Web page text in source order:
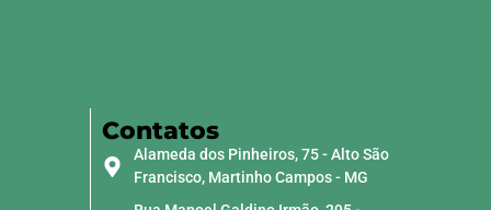
Contatos
Alameda dos Pinheiros, 75 - Alto São
Francisco, Martinho Campos - MG